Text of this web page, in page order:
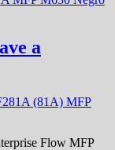
a
Flow MFP